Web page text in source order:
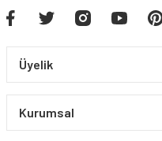
Üyelik
Kurumsal